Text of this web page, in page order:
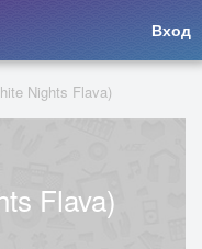
Вход
Nights Flava)
Flava)